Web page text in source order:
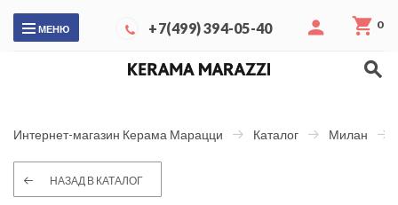
МЕНЮ +7(499) 394-05-40 0
Интернет-магазин Керама Марацци Каталог Милан
НАЗАД В КАТАЛОГ